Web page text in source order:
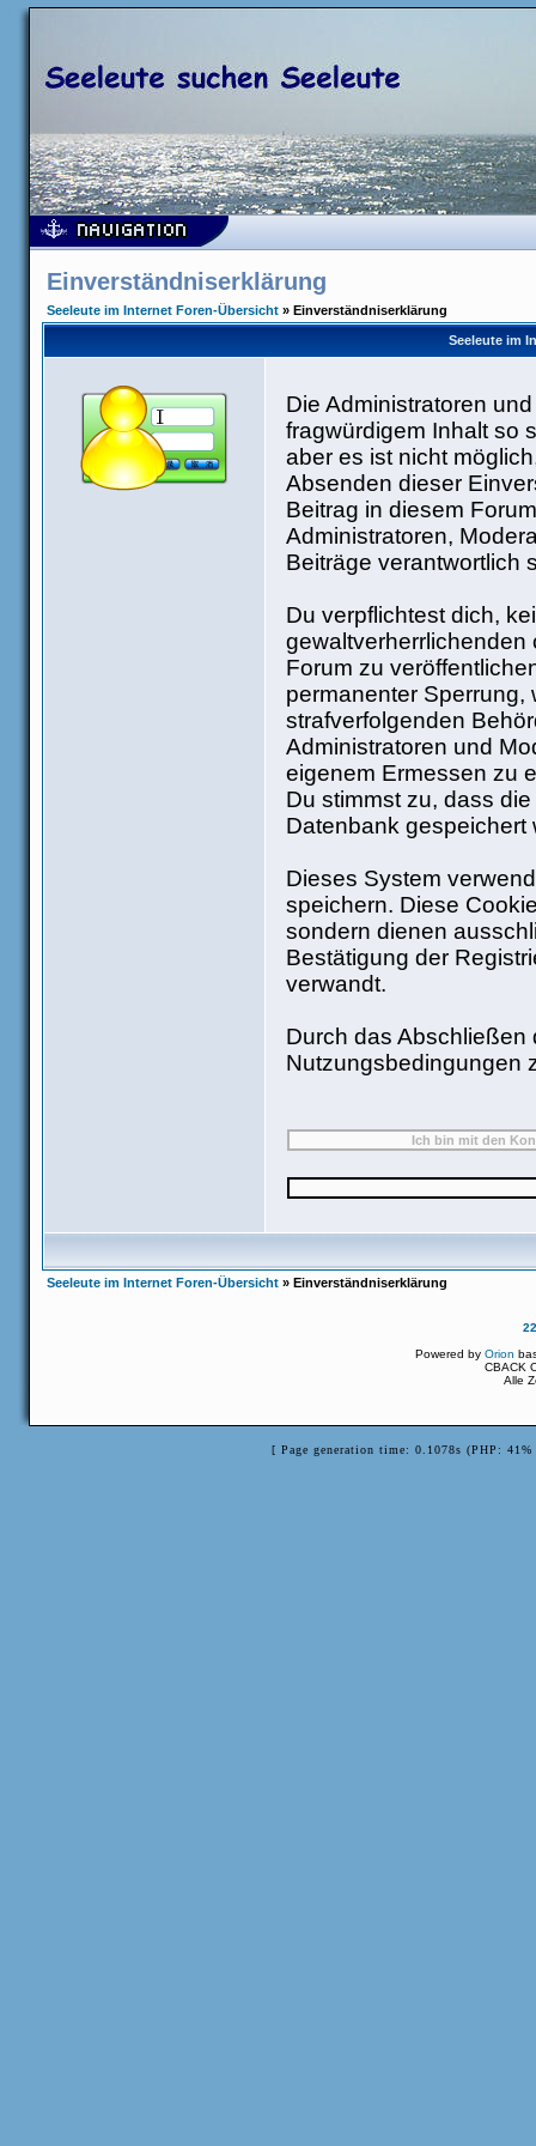
Einverständniserklärung
Seeleute im Internet Foren-Übersicht » Einverständniserklärung
Seeleute im
Die Administratoren
fragwürdigem Inhalt so
aber es ist nicht
Absenden dieser
Beitrag in diesem
Administratoren,
Beiträge verantwortlich
Du verpflichtest dich,
Forum zu
permanenter Sperrung,
strafverfolgenden
Administratoren und
eigenem Ermessen zu
Du stimmst zu, dass
Datenbank gespeichert
Dieses System
speichern. Diese
sondern dienen
Bestätigung der
verwandt.
Durch das Abschließen
Nutzungsbedingungen
Seeleute im Internet Foren-Übersicht » Einverständniserklärung
Powered byOrion
CBACK
Alle
[ Page generation time: 0.1078s (PHP: